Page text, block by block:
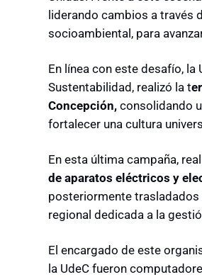
liderando cambios a través
socioambiental, para
En línea con este desafío,
Sustentabilidad, realizó la t
Concepción, consolidando
fortalecer una cultura
En esta última campaña,
de aparatos eléctricos y
posteriormente trasladados
regional dedicada a la
El encargado de este
la UdeC fueron